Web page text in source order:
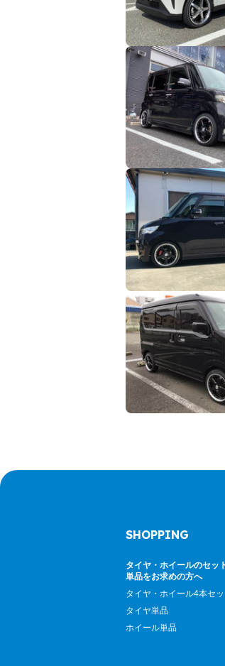
SHOPPING
タイヤ・ホイールのセッ
単品をお求めの方へ
タイヤ・ホイール4本セッ
タイヤ単品
ホイール単品